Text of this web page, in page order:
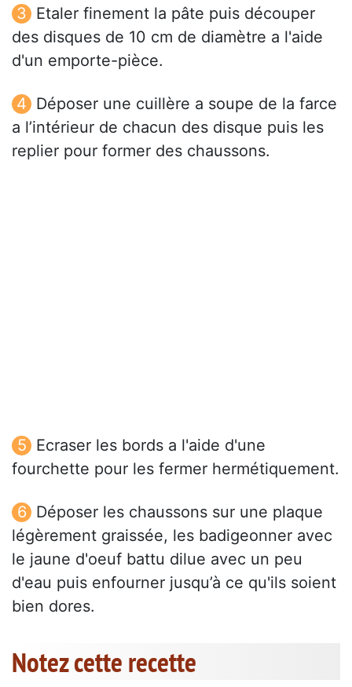
Etaler finement la pâte puis découper
des disques de 10 cm de diamètre a l'aide
d'un emporte-pièce.
Déposer une cuillère a soupe de la farce
a l’intérieur de chacun des disque puis les
replier pour former des chaussons.
Ecraser les bords a l'aide d'une
fourchette pour les fermer hermétiquement.
Déposer les chaussons sur une plaque
légèrement graissée, les badigeonner avec
le jaune d'oeuf battu dilue avec un peu
d'eau puis enfourner jusqu’à ce qu'ils soient
bien dores.
Notez cette recette